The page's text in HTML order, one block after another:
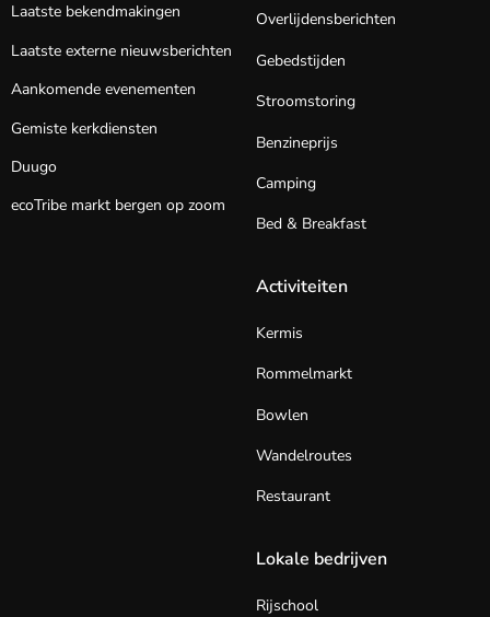
Laatste bekendmakingen
Laatste externe nieuwsberichten
Aankomende evenementen
Gemiste kerkdiensten
Duugo
ecoTribe markt bergen op zoom
Overlijdensberichten
Gebedstijden
Stroomstoring
Benzineprijs
Camping
Bed & Breakfast
Activiteiten
Kermis
Rommelmarkt
Bowlen
Wandelroutes
Restaurant
Lokale bedrijven
Rijschool